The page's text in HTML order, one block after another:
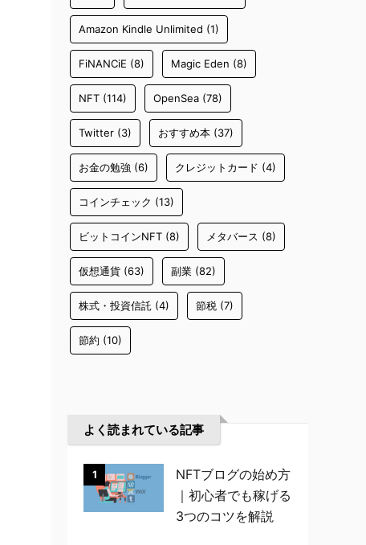
Amazon Kindle Unlimited (1)
FiNANCiE (8) Magic Eden (8)
NFT (114) OpenSea (78)
Twitter (3) おすすめ本 (37)
お金の勉強 (6) クレジットカード (4)
コインチェック (13)
ビットコインNFT (8) メタバース (8)
仮想通貨 (63) 副業 (82)
株式・投資信託 (4) 節税 (7)
節約 (10)
よく読まれている記事
1
NFTブログの始め方
｜初心者でも稼げる
3つのコツを解説